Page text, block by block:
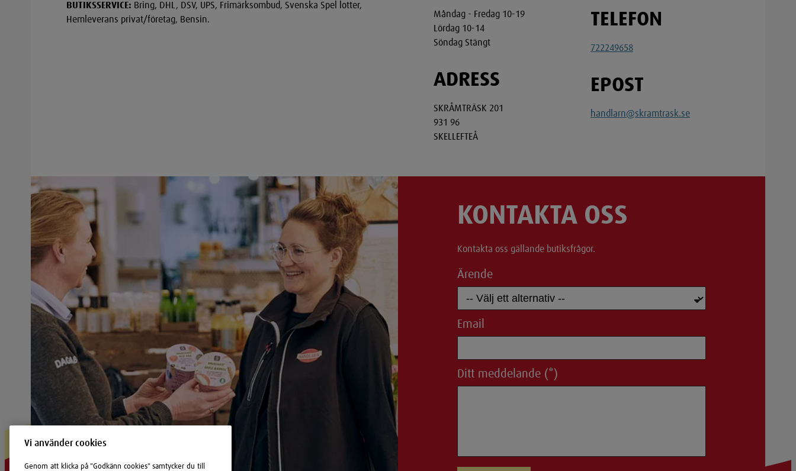
BUTIKSSERVICE: Bring, DHL, DSV, UPS, Frimärksombud, Svenska Spel lotter,
Hemleverans privat/företag, Bensin.
Måndag - Fredag 10-19
Lördag 10-14
Söndag Stängt
ADRESS
SKRÅMTRÄSK 201
931 96
SKELLEFTEÅ
TELEFON
722249658
EPOST
handlarn@skramtrask.se
KONTAKTA OSS
Kontakta oss gällande butiksfrågor.
Ärende
Email
Ditt meddelande
Vi använder cookies
Genom att klicka på "Godkänn cookies" samtycker du till